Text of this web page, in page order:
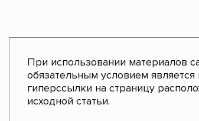
При использовании материалов
обязательным условием является
гиперссылки на страницу
исходной статьи.